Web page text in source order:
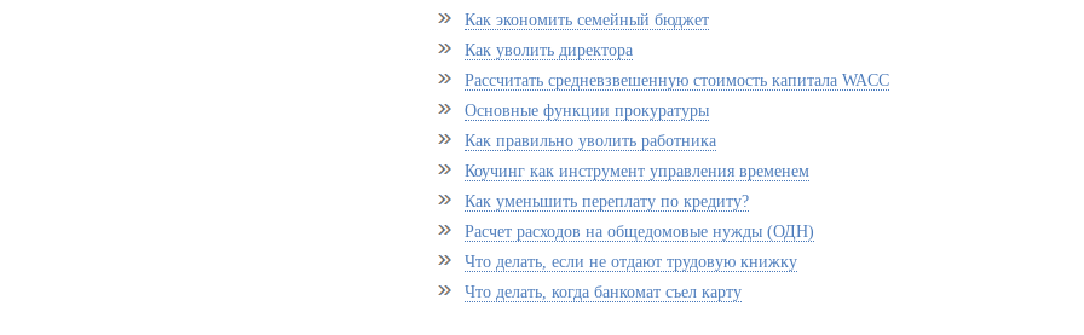
Как экономить семейный бюджет
Как уволить директора
Рассчитать средневзвешенную стоимость капитала WACC
Основные функции прокуратуры
Как правильно уволить работника
Коучинг как инструмент управления временем
Как уменьшить переплату по кредиту?
Расчет расходов на общедомовые нужды (ОДН)
Что делать, если не отдают трудовую книжку
Что делать, когда банкомат съел карту